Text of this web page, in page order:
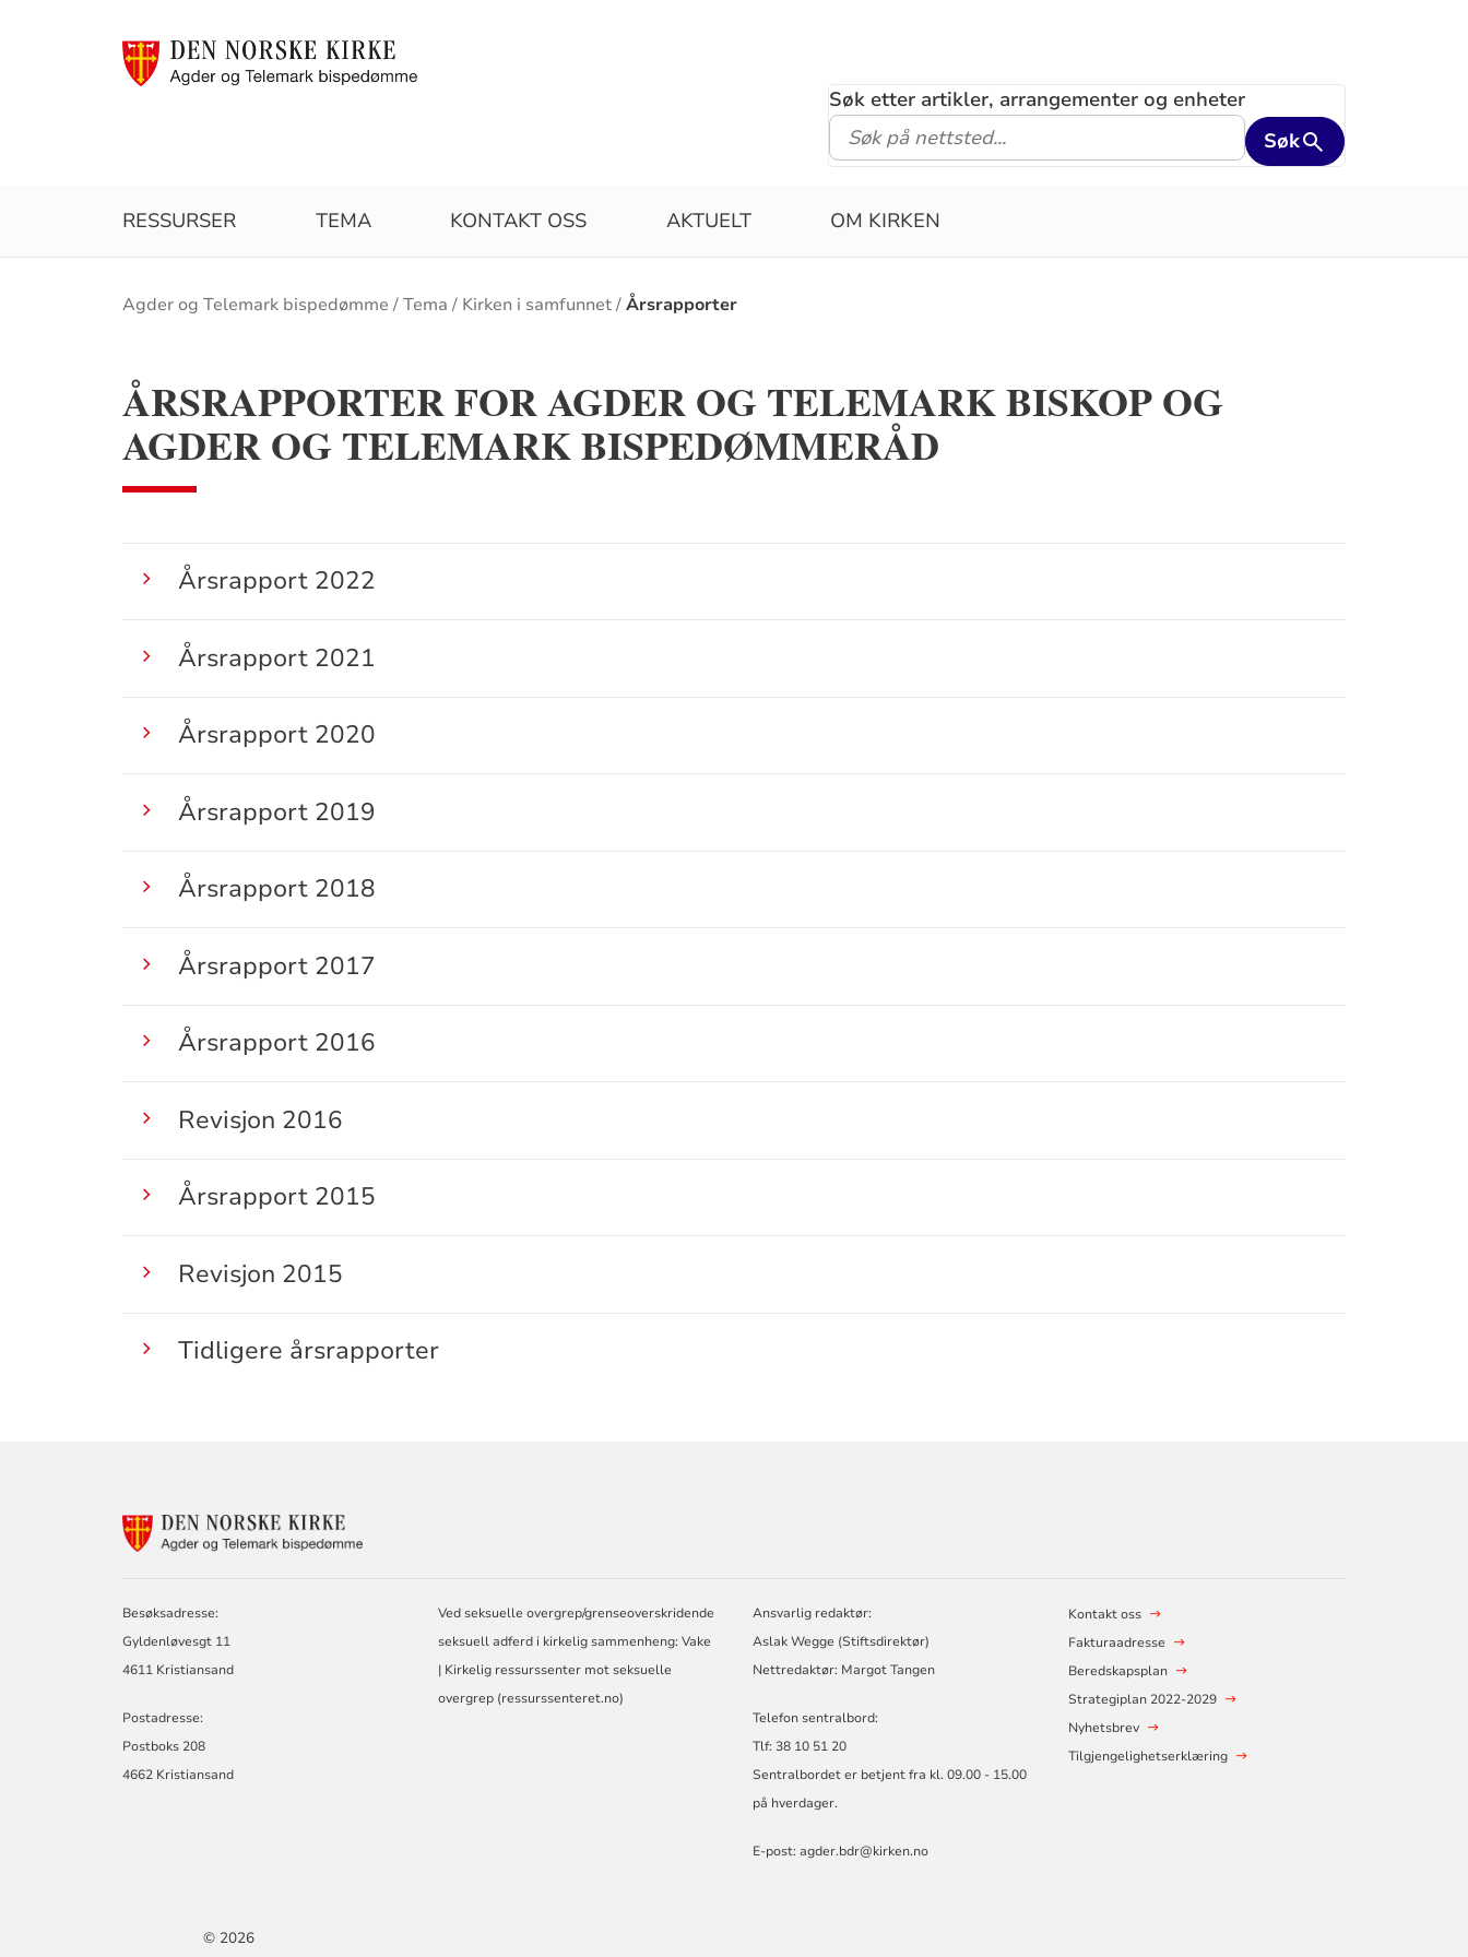
Søk etter artikler, arrangementer og enheter
Søk
RESSURSER TEMA KONTAKT OSS AKTUELT OM KIRKEN
Brødsmulesti
Agder og Telemark bispedømme Tema Kirken i samfunnet Årsrapporter
ÅRSRAPPORTER FOR AGDER OG TELEMARK BISKOP OG
AGDER OG TELEMARK BISPEDØMMERÅD
Årsrapport 2022
Årsrapport 2021
Årsrapport 2020
Årsrapport 2019
Årsrapport 2018
Årsrapport 2017
Årsrapport 2016
Revisjon 2016
Årsrapport 2015
Revisjon 2015
Tidligere årsrapporter
FOR
TELEMARK
Besøksadresse:
Gyldenløvesgt 11
4611 Kristiansand
Postadresse:
Postboks 208
4662 Kristiansand
Ved seksuelle overgrep/grenseoverskridende
seksuell adferd i kirkelig sammenheng: Vake
| Kirkelig ressurssenter mot seksuelle
overgrep (ressurssenteret.no)
Ansvarlig redaktør:
Aslak Wegge (Stiftsdirektør)
Nettredaktør: Margot Tangen
Telefon sentralbord:
Tlf: 38 10 51 20
Sentralbordet er betjent fra kl. 09.00 - 15.00
på hverdager.
E-post:agder.bdr@kirken.no
Kontakt oss
Fakturaadresse
Beredskapsplan
Strategiplan 2022-2029
Nyhetsbrev
Tilgjengelighetserklæring
© 2026